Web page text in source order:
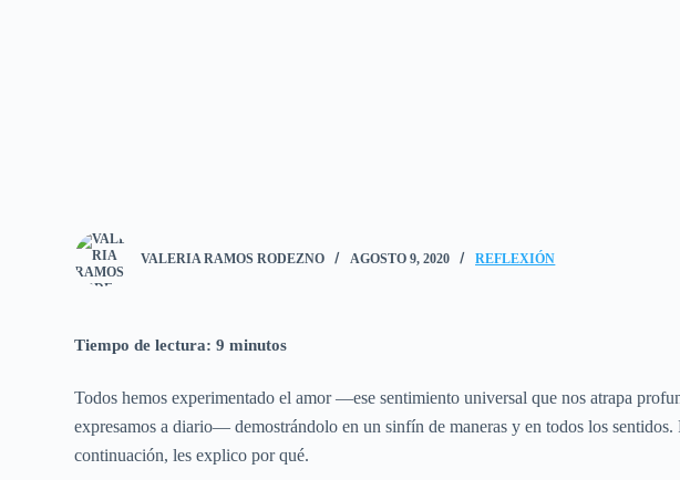
VALERIA RAMOS RODEZNO AGOSTO 9, 2020 REFLEXIÓN
Tiempo de lectura: 9 minutos
Todos hemos experimentado el amor —ese sentimiento universal que nos atrapa
expresamos a diario— demostrándolo en un sinfín de maneras y en todos los
continuación, les explico por qué.